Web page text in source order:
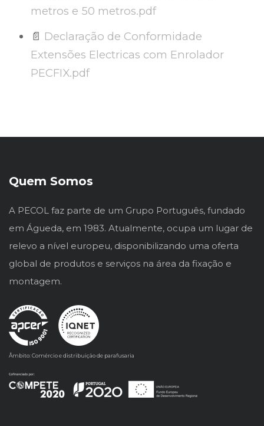
metros e 50 metros.pdf
📄 Declaração de Conformidade
Extensões Electricas com Enrolador
PECFIX.pdf
Quem Somos
A PECOL faz parte de um Grupo Português, fundado
em Águeda, em 1983. Atualmente, ocupa um lugar de
relevo a nível europeu, disponibilizando uma oferta
global de produtos e serviços na área da fixação e
montagem.
Âmbito: Comércio e distribuição de parafusaria